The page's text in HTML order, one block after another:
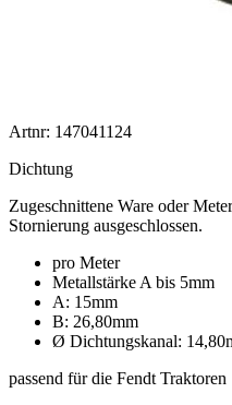
Artnr: 147041124
Dichtung
Zugeschnittene Ware oder
Stornierung ausgeschlossen.
pro Meter
Metallstärke A bis 5mm
A: 15mm
B: 26,80mm
Ø Dichtungskanal:
passend für die Fendt Traktoren